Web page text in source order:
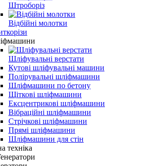
Штроборіз
Відбійні молотки
Шліфувальні верстати
Кутові шліфувальні машини
Полірувальні шліфмашини
Шліфмашини по бетону
Щіткові шліфмашини
Ексцентрикові шліфмашини
Вібраційні шліфмашини
Стрічкові шліфмашини
Прямі шліфмашини
Шліфмашини для стін
техніка